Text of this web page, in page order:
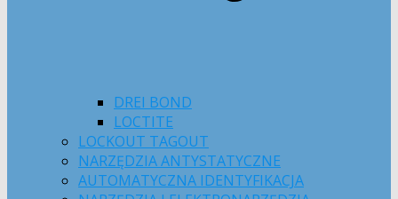
DREI BOND
LOCTITE
LOCKOUT TAGOUT
NARZĘDZIA ANTYSTATYCZNE
AUTOMATYCZNA IDENTYFIKACJA